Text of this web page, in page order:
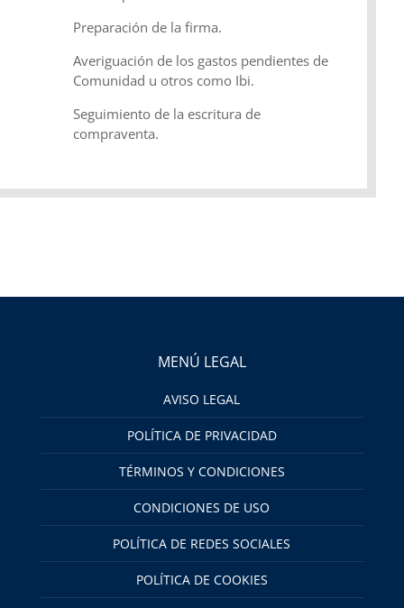
Preparación de la firma.
Averiguación de los gastos pendientes de
Comunidad u otros como Ibi.
Seguimiento de la escritura de
compraventa.
MENÚ LEGAL
AVISO LEGAL
POLÍTICA DE PRIVACIDAD
TÉRMINOS Y CONDICIONES
CONDICIONES DE USO
POLÍTICA DE REDES SOCIALES
POLÍTICA DE COOKIES